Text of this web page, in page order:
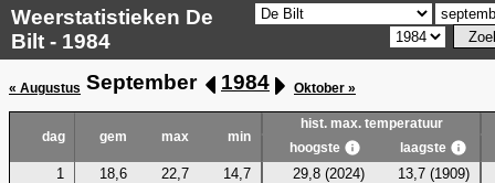
Weerstatistieken De
Bilt - 1984
« Augustus September 1984 Oktober »
dag gem max min
hist. max. temperatuur
hoogste
laagste
1 18,6 22,7 14,7 29,8 (2024)
13,7 (1909)